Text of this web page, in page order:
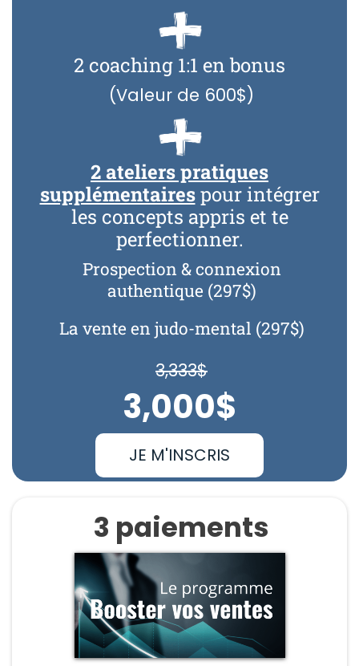
2 coaching 1:1 en bonus
(Valeur de 600$)
2 ateliers pratiques
supplémentairespour intégrer
les concepts appris et te
perfectionner.
Prospection & connexion
authentique (297$)
La vente en judo-mental (297$)
3,333$
3,000$
JE M'INSCRIS
3 paiements